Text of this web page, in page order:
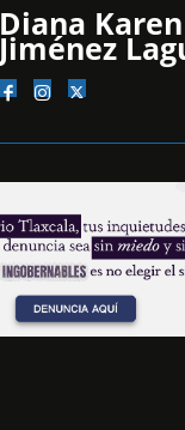
Diana Karen
Jiménez